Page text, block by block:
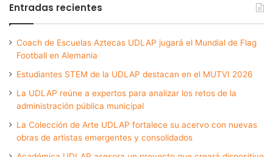
Entradas recientes
Coach de Escuelas Aztecas UDLAP jugará el Mundial de Flag
Football en Alemania
Estudiantes STEM de la UDLAP destacan en el MUTVI 2026
La UDLAP reúne a expertos para analizar los retos de la
administración pública municipal
La Colección de Arte UDLAP fortalece su acervo con nuevas
obras de artistas emergentes y consolidados